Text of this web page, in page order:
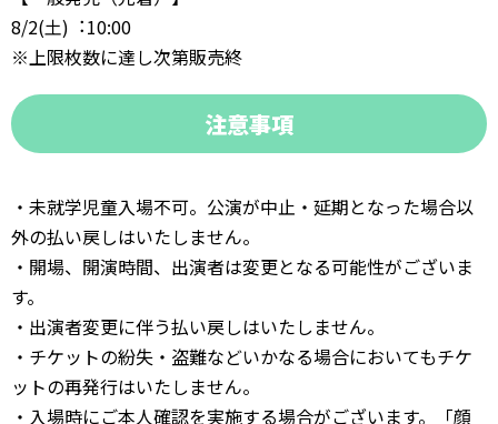
8/2(⼟)︓10:00
※上限枚数に達し次第販売終
注意事項
・未就学児童入場不可。公演が中止・延期となった場合以
外の払い戻しはいたしません。
・開場、開演時間、出演者は変更となる可能性がございま
す。
・出演者変更に伴う払い戻しはいたしません。
・チケットの紛失・盗難などいかなる場合においてもチケ
ットの再発行はいたしません。
・入場時にご本人確認を実施する場合がございます。「顔